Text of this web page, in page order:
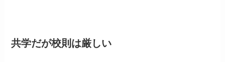
共学だが校則は厳しい